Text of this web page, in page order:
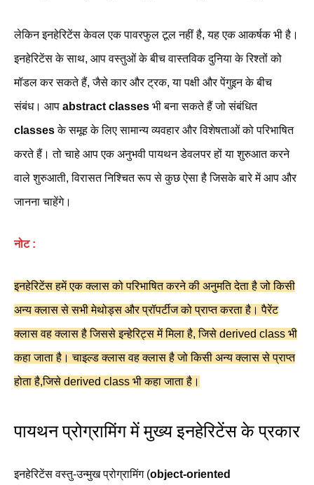
लेकिन इनहेरिटेंस केवल एक पावरफुल टूल नहीं है, यह एक आकर्षक भी है।
इनहेरिटेंस के साथ, आप वस्तुओं के बीच वास्तविक दुनिया के रिश्तों को
मॉडल कर सकते हैं, जैसे कार और ट्रक, या पक्षी और पेंगुइन के बीच
संबंध। आप abstract classes भी बना सकते हैं जो संबंधित
classesके समूह के लिए सामान्य व्यवहार और विशेषताओं को परिभाषित
करते हैं। तो चाहे आप एक अनुभवी पायथन डेवलपर हों या शुरुआत करने
वाले शुरुआती, विरासत निश्चित रूप से कुछ ऐसा है जिसके बारे में आप और
जानना चाहेंगे।
नोट :
इनहेरिटेंस हमें एक क्लास को परिभाषित करने की अनुमति देता है जो किसी
अन्य क्लास से सभी मेथोड्स और प्रॉपर्टीज को प्राप्त करता है। पैरेंट
क्लास वह क्लास है जिससे इन्हेरिट्स में मिला है, जिसे derived class भी
कहा जाता है। चाइल्ड क्लास वह क्लास है जो किसी अन्य क्लास से प्राप्त
होता है,जिसे derived class भी कहा जाता है।
पायथन प्रोग्रामिंग में मुख्य इनहेरिटेंस के प्रकार
इनहेरिटेंस वस्तु-उन्मुख प्रोग्रामिंग (object-oriented